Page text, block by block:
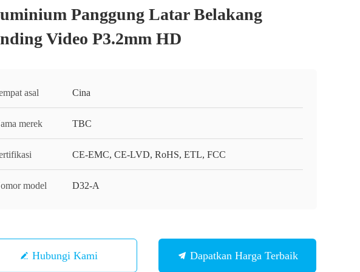
Panggung Latar Belakang
Video P3.2mm HD
asal Cina
merek TBC
CE-EMC, CE-LVD, RoHS, ETL, FCC
model D32-A
Hubungi Kami Dapatkan Harga Terbaik